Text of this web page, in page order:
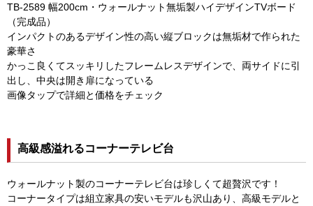
TB-2589 幅200cm・ウォールナット無垢製ハイデザインTVボード
（完成品）
インパクトのあるデザイン性の高い縦ブロックは無垢材で作られた
豪華さ
かっこ良くてスッキリしたフレームレスデザインで、両サイドに引
出し、中央は開き扉になっている
画像タップで詳細と価格をチェック
高級感溢れるコーナーテレビ台
ウォールナット製のコーナーテレビ台は珍しくて超贅沢です！
コーナータイプは組立家具の安いモデルも沢山あり、高級モデルと